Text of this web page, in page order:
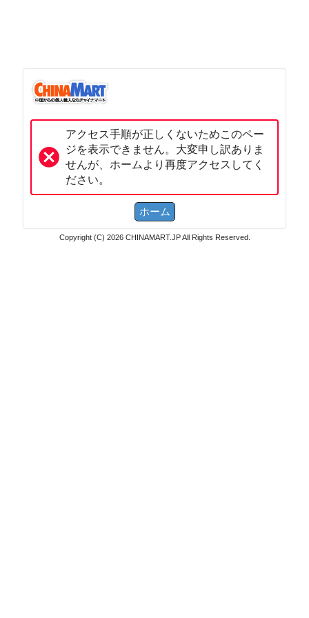
アクセス手順が正しくないためこのペー
ジを表示できません。大変申し訳ありま
せんが、ホームより再度アクセスしてく
ださい。
Copyright (C) 2026 CHINAMART.JP All Rights Reserved.